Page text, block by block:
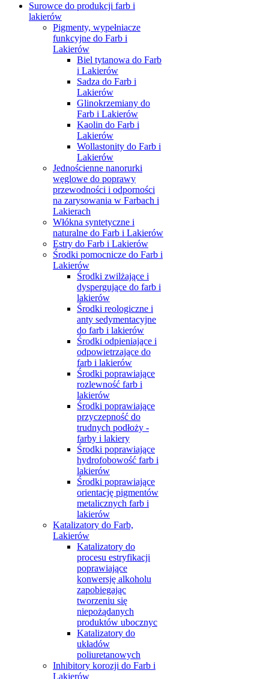
Surowce do produkcji farb i
lakierów
Pigmenty, wypełniacze
funkcyjne do Farb i
Lakierów
Biel tytanowa do Farb
i Lakierów
Sadza do Farb i
Lakierów
Glinokrzemiany do
Farb i Lakierów
Kaolin do Farb i
Lakierów
Wollastonity do Farb i
Lakierów
Jednościenne nanorurki
węglowe do poprawy
przewodności i odporności
na zarysowania w Farbach i
Lakierach
Włókna syntetyczne i
naturalne do Farb i Lakierów
Estry do Farb i Lakierów
Środki pomocnicze do Farb i
Lakierów
Środki zwilżające i
dyspergujące do farb i
lakierów
Środki reologiczne i
anty sedymentacyjne
do farb i lakierów
Środki odpieniające i
odpowietrzające do
farb i lakierów
Środki poprawiające
rozlewność farb i
lakierów
Środki poprawiające
przyczepność do
trudnych podłoży -
farby i lakiery
Środki poprawiające
hydrofobowość farb i
lakierów
Środki poprawiające
orientację pigmentów
metalicznych farb i
lakierów
Katalizatory do Farb,
Lakierów
Katalizatory do
procesu estryfikacji
poprawiające
konwersję alkoholu
zapobiegając
tworzeniu się
niepożądanych
produktów ubocznyc
Katalizatory do
układów
poliuretanowych
Inhibitory korozji do Farb i
Lakierów